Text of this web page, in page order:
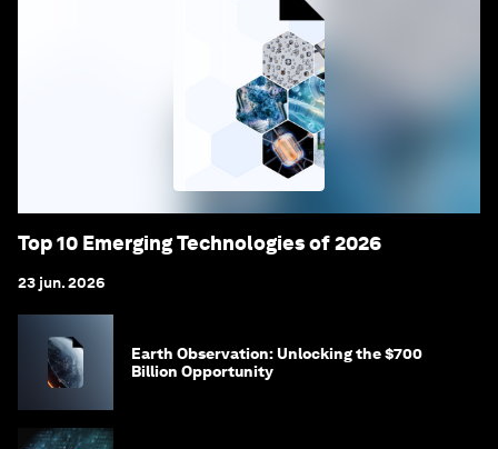
Top 10 Emerging Technologies of 2026
23 jun. 2026
Earth Observation: Unlocking the $700
Billion Opportunity